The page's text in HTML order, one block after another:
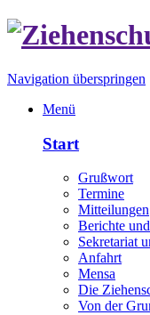
Navigation überspringen
Menü
Start
Grußwort
Termine
Mitteilungen
Berichte
Sekretariat
Anfahrt
Mensa
Die
Von der